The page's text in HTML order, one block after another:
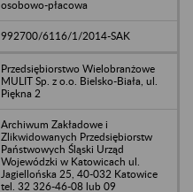
osobowo-płacowa
992700/6116/1/2014-SAK
Przedsiębiorstwo Wielobranżowe
MULIT Sp. z o.o. Bielsko-Biała, ul.
Piękna 2
Archiwum Zakładowe i
Zlikwidowanych Przedsiębiorstw
Państwowych Śląski Urząd
Wojewódzki w Katowicach ul.
Jagiellońska 25, 40-032 Katowice
tel. 32 326-46-08 lub 09